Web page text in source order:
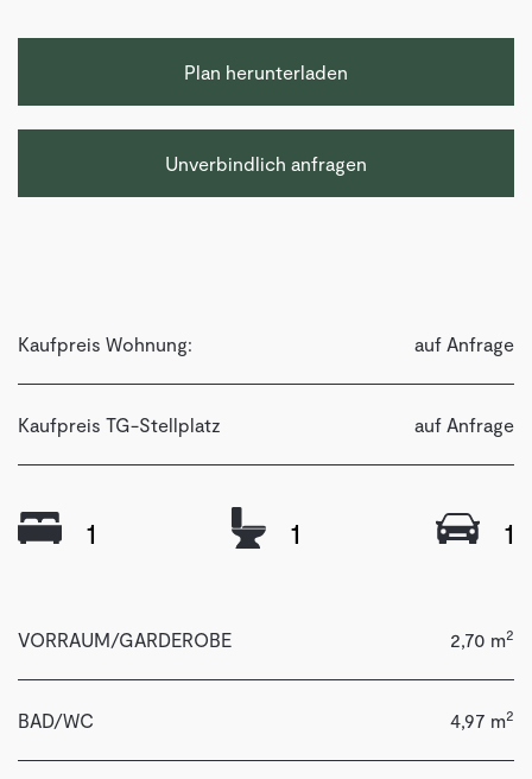
Kaufpreis Wohnung: auf Anfrage
Kaufpreis TG-Stellplatz auf Anfrage
1 1 1
VORRAUM/GARDEROBE 2,70 m2
BAD/WC 4,97 m2
Plan herunterladen
Unverbindlich anfragen